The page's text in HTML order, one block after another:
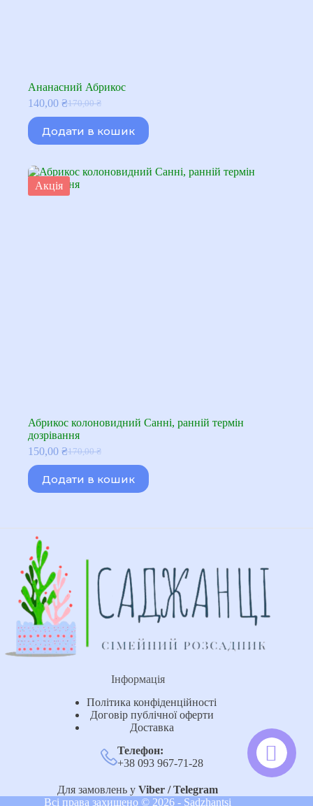
Ананасний Абрикос
170,00₴
Оригінальна
170,00 ₴.
140,00 ₴Поточна
140,00 ₴.
Додати в кошик
Акція
Абрикос колоновидний Санні, ранній термін
дозрівання
170,00₴
Оригінальна
170,00 ₴.
150,00 ₴Поточна
150,00 ₴.
Додати в кошик
Інформація
Політика конфіденційності
Договір публічної оферти
Доставка
Телефон:
+38 093 967-71-28
Для замовлень уViber / Telegram
Всі права захищено © 2026 - Sadzhantsi